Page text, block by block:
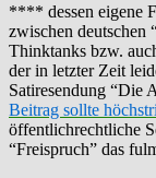
**** dessen eigene
zwischen deutschen
Thinktanks bzw.
der in letzter Zeit
Satiresendung “Die
Beitrag sollte
öffentlichrechtliche
“Freispruch” das